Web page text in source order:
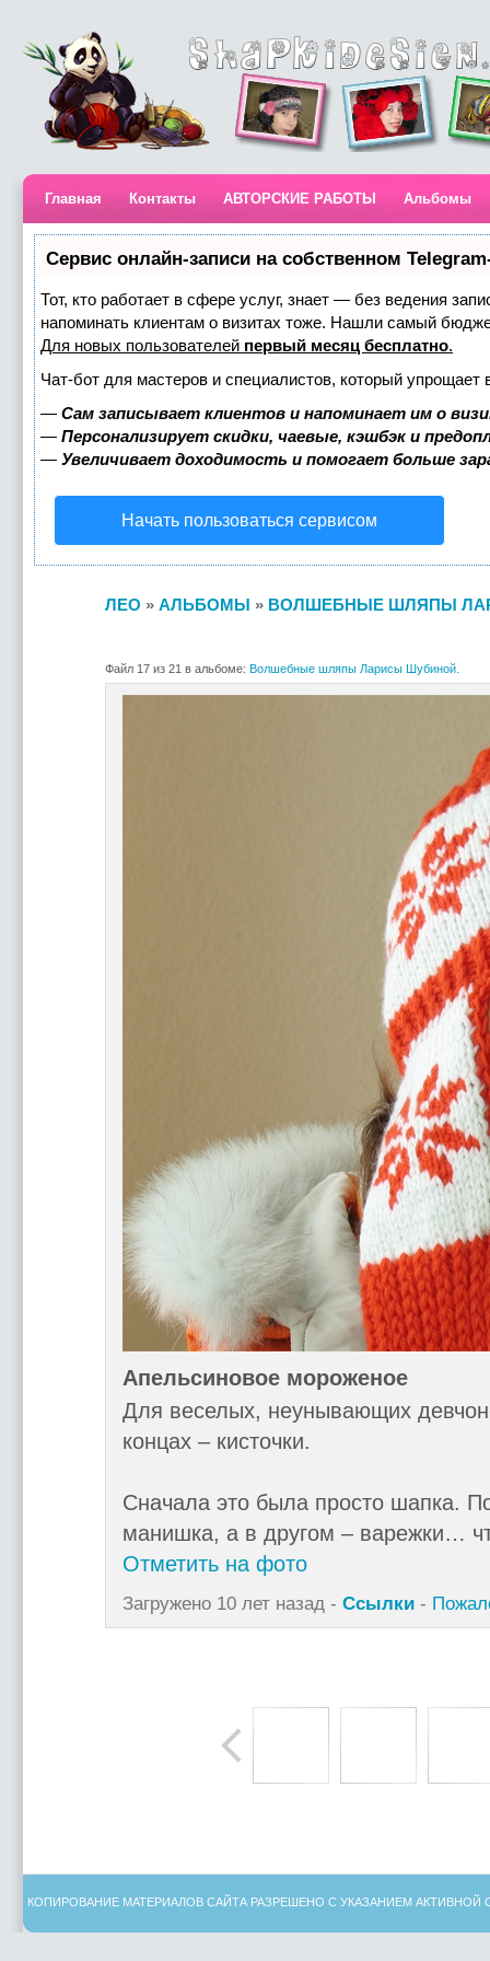
Главная Контакты АВТОРСКИЕ РАБОТЫ Альбомы
Сервис онлайн-записи на собственном
Тот, кто работает в сфере услуг, знает — без ведения
напоминать клиентам о визитах тоже. Нашли самый
Для новых пользователей первый месяц бесплатно.
Чат-бот для мастеров и специалистов, который упрощает
— Сам записывает клиентов и напоминает им о
— Персонализирует скидки, чаевые, кэшбэк и
— Увеличивает доходимость и помогает больше
Начать пользоваться сервисом
ЛЕО » АЛЬБОМЫ » ВОЛШЕБНЫЕ ШЛЯПЫ
Файл 17 из 21 в альбоме: Волшебные шляпы Ларисы Шубиной.
Апельсиновое мороженое
Для веселых, неунывающих
концах – кисточки.
Сначала это была просто шапка.
манишка, а в другом – варежки…
Отметить на фото
Загружено 10 лет назад - Ссылки-
КОПИРОВАНИЕ МАТЕРИАЛОВ САЙТА РАЗРЕШЕНО С УКАЗАНИЕМ АКТИВНОЙ